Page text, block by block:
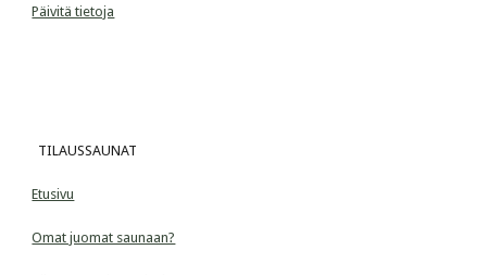
Päivitä tietoja
  TILAUSSAUNAT
Etusivu
Omat juomat saunaan?